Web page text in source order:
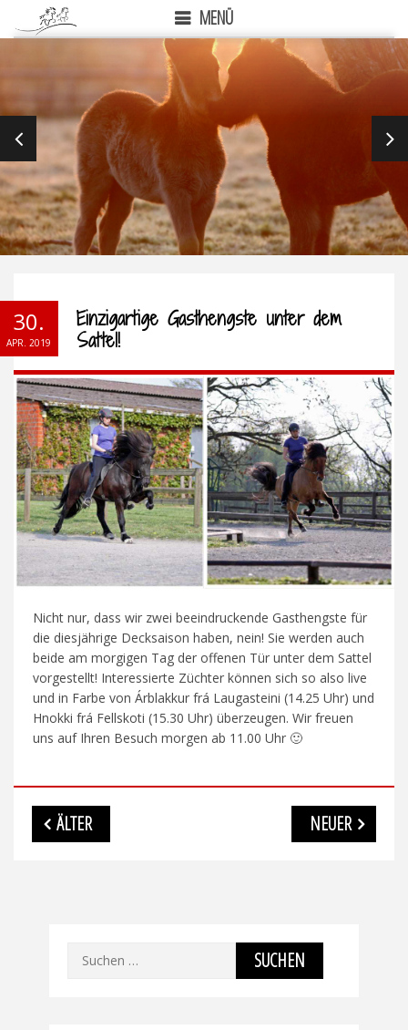
MENÜ
PREVIOUS
30.
APR. 2019
Einzigartige Gasthengste unter dem
Sattel!
Nicht nur, dass wir zwei beeindruckende Gasthengste für
die diesjährige Decksaison haben, nein! Sie werden auch
beide am morgigen Tag der offenen Tür unter dem Sattel
vorgestellt! Interessierte Züchter können sich so also live
und in Farbe von Árblakkur frá Laugasteini (14.25 Uhr) und
Hnokki frá Fellskoti (15.30 Uhr) überzeugen. Wir freuen
uns auf Ihren Besuch morgen ab 11.00 Uhr 🙂
Beitragsnavigation
ÄLTER NEUER
Suchen